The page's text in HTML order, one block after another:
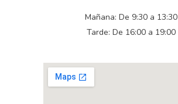
Mañana: De 9:30 a 13:30
Tarde: De 16:00 a 19:00